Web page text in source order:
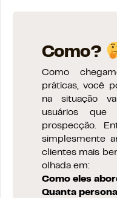
Como?
Como
práticas, você
na situação
usuários
prospecção.
simplesmente
clientes mais
olhada em:
Como eles
Quanta